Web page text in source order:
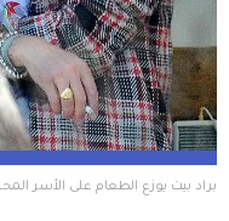
براد بيت يوزع الطعام على الأسر